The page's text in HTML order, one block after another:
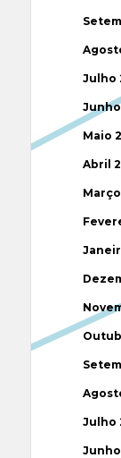
Julho
Junho
Maio
Abril
Julho
Junho